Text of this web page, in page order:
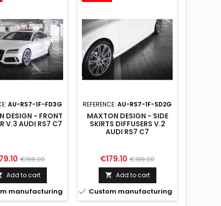
AU-RS7-1F-FD3G
DESIGN - FRONT
V.3 AUDI RS7 C7
Regular
price
€199.00
Add to cart
manufacturing
REFERENCE: AU-RS7-1F-SD2G
MAXTON DESIGN - SIDE
SKIRTS DIFFUSERS V.2
AUDI RS7 C7
Price
€179.10 Regular
price
€199.00
 Add to cart
 Custom manufacturing